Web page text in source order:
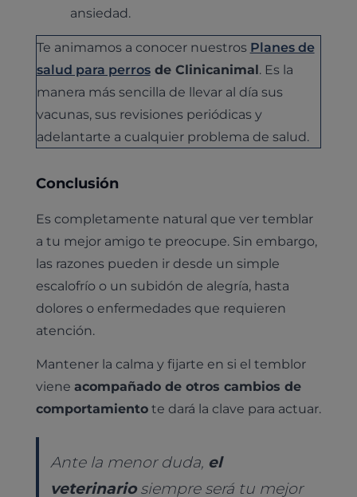
ansiedad.
Te animamos a conocer nuestros Planes de
salud para perrosde Clinicanimal. Es la
manera más sencilla de llevar al día sus
vacunas, sus revisiones periódicas y
adelantarte a cualquier problema de salud.
Conclusión
Es completamente natural que ver temblar
a tu mejor amigo te preocupe. Sin embargo,
las razones pueden ir desde un simple
escalofrío o un subidón de alegría, hasta
dolores o enfermedades que requieren
atención.
Mantener la calma y fijarte en si el temblor
viene acompañado de otros cambios de
comportamientote dará la clave para actuar.
Ante la menor duda, el
veterinariosiempre será tu mejor